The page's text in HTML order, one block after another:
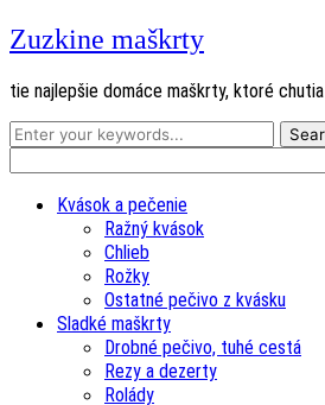
Zuzkine maškrty
tie najlepšie domáce maškrty, ktoré chutia
Kvások a pečenie
Ražný kvások
Chlieb
Rožky
Ostatné pečivo z kvásku
Sladké maškrty
Drobné pečivo, tuhé cestá
Rezy a dezerty
Rolády